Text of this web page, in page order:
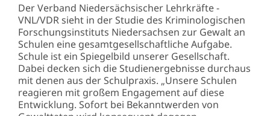
Der Verband Niedersächsischer Lehrkräfte -
VNL/VDR sieht in der Studie des Kriminologischen
Forschungsinstituts Niedersachsen zur Gewalt an
Schulen eine gesamtgesellschaftliche Aufgabe.
Schule ist ein Spiegelbild unserer Gesellschaft.
Dabei decken sich die Studienergebnisse durchaus
mit denen aus der Schulpraxis. „Unsere Schulen
reagieren mit großem Engagement auf diese
Entwicklung. Sofort bei Bekanntwerden von